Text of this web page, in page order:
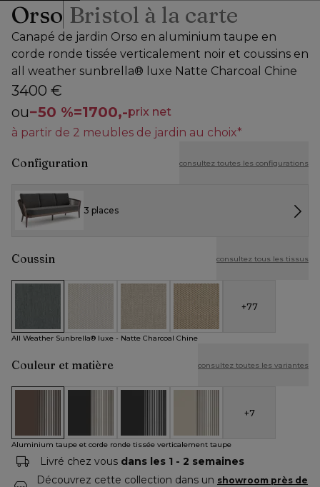
Orso Bristol à la carte
Canapé de jardin Orso en aluminium taupe en
corde ronde tissée verticalement noir et coussins en
all weather sunbrella® luxe Natte Charcoal Chine
3400 €
ou−50 %=1700,-prix net
à partir de 2 meubles de jardin au choix*
Configuration consultez toutes les configurations
3 places
Coussin consultez tous les tissus
All Weather Sunbrella® luxe - Natte Charcoal Chine
All Weather Cosytica - Althea Off White
All Weather Cosytica - Althea Chalk
All Weather Cosytica - Althea
+77
All Weather Sunbrella® luxe - Natte Charcoal Chine
Couleur et matière consultez toutes les variantes
Aluminium taupe et corde ronde tissée verticalement taupe
Aluminium noir et corde ronde tissée carrée
Aluminium noir et corde ronde tissée
Aluminium beige et corde
+7
Aluminium taupe et corde ronde tissée verticalement taupe
Livré chez vous dans les 1 - 2 semaines
Découvrez cette collection dans un showroom près de